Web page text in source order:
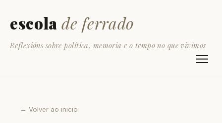
escola de ferrado
Reflexións sobre política, memoria e o tempo no que vivimos
← Volver ao inicio